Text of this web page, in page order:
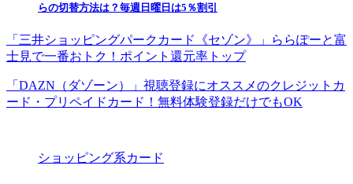
らの切替方法は？毎週日曜日は5％割引
「三井ショッピングパークカード《セゾン》」ららぽーと富
士見で一番おトク！ポイント還元率トップ
「DAZN（ダゾーン）」視聴登録にオススメのクレジットカ
ード・プリペイドカード！無料体験登録だけでもOK
ショッピング系カード